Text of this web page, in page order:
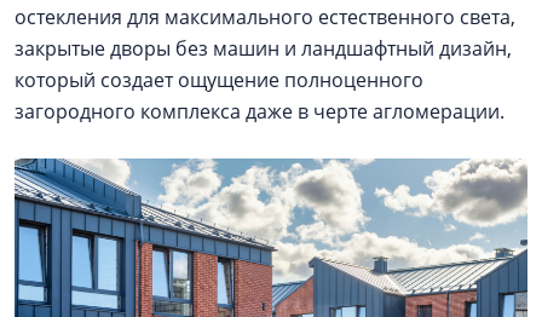
остекления для максимального естественного света,
закрытые дворы без машин и ландшафтный дизайн,
который создает ощущение полноценного
загородного комплекса даже в черте агломерации.